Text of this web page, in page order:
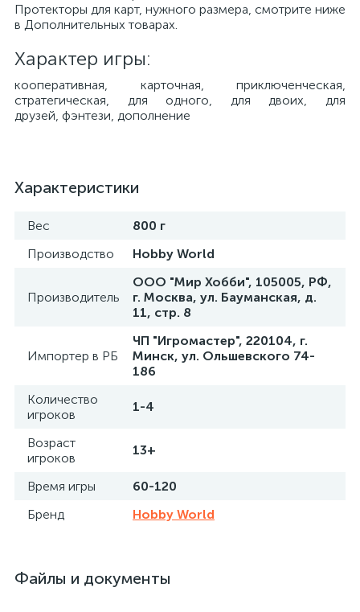
Протекторы для карт, нужного размера, смотрите ниже
в Дополнительных товарах.
Характер игры:
​кооперативная, карточная, приключенческая,
стратегическая, для одного, для двоих, для
друзей, фэнтези, дополнение
Характеристики
Вес
800 г
Производство
Hobby World
Производитель
ООО "Мир Хобби", 105005, РФ,
г. Москва, ул. Бауманская, д.
11, стр. 8
Импортер в РБ
ЧП "Игромастер", 220104, г.
Минск, ул. Ольшевского 74-
186
Количество
игроков
1-4
Возраст
игроков
13+
Время игры
60-120
Бренд
Hobby World
Файлы и документы